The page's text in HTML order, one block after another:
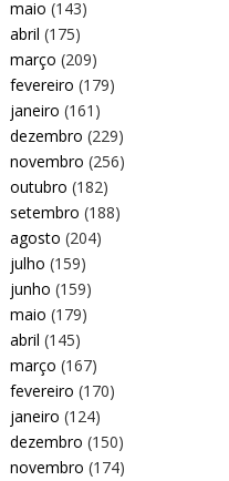
maio (143)
abril (175)
março (209)
fevereiro (179)
janeiro (161)
dezembro (229)
novembro (256)
outubro (182)
setembro (188)
agosto (204)
julho (159)
junho (159)
maio (179)
abril (145)
março (167)
fevereiro (170)
janeiro (124)
dezembro (150)
novembro (174)